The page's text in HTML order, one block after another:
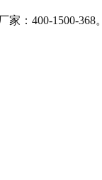
：400-1500-368。